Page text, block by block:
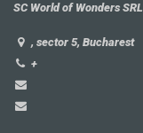
SC World of Wonders SRL
, sector 5, Bucharest
+